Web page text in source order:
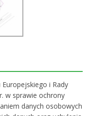
i Rady
w sprawie ochrony
danych osobowych